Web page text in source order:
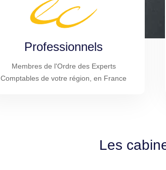
Professionnels
Membres de l'Ordre des Experts
Comptables de votre région, en France
Les